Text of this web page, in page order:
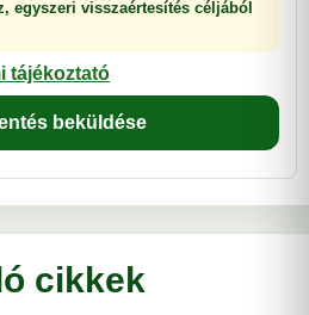
egyszeri visszaértesítés céljából
tájékoztató
beküldése
cikkek